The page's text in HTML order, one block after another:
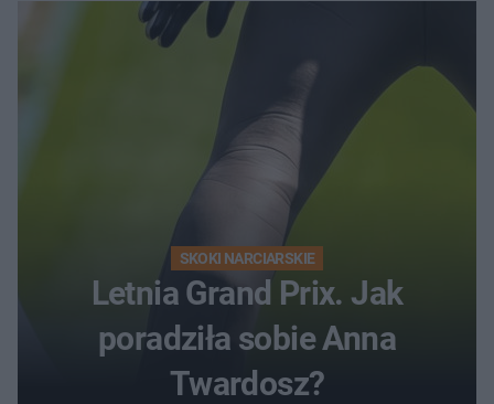
SKOKI NARCIARSKIE
Letnia Grand Prix. Jak
poradziła sobie Anna
Twardosz?